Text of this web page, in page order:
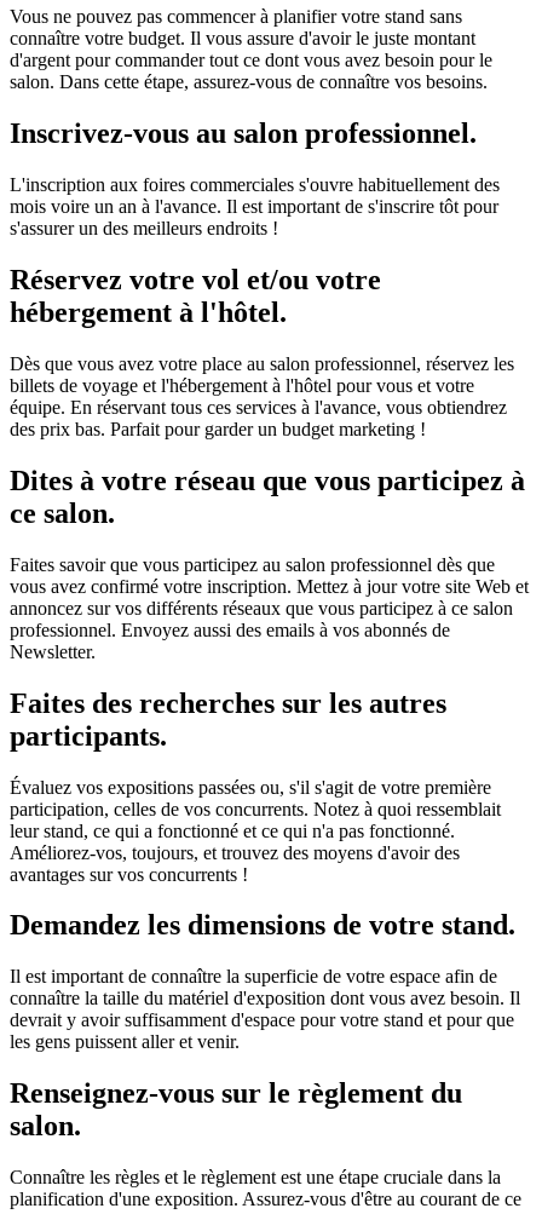
Vous ne pouvez pas commencer à planifier votre stand sans
connaître votre budget. Il vous assure d'avoir le juste montant
d'argent pour commander tout ce dont vous avez besoin pour le
salon. Dans cette étape, assurez-vous de connaître vos besoins.
Inscrivez-vous au salon professionnel.
L'inscription aux foires commerciales s'ouvre habituellement des
mois voire un an à l'avance. Il est important de s'inscrire tôt pour
s'assurer un des meilleurs endroits !
Réservez votre vol et/ou votre
hébergement à l'hôtel.
Dès que vous avez votre place au salon professionnel, réservez les
billets de voyage et l'hébergement à l'hôtel pour vous et votre
équipe. En réservant tous ces services à l'avance, vous obtiendrez
des prix bas. Parfait pour garder un budget marketing !
Dites à votre réseau que vous participez à
ce salon.
Faites savoir que vous participez au salon professionnel dès que
vous avez confirmé votre inscription. Mettez à jour votre site Web et
annoncez sur vos différents réseaux que vous participez à ce salon
professionnel. Envoyez aussi des emails à vos abonnés de
Newsletter.
Faites des recherches sur les autres
participants.
Évaluez vos expositions passées ou, s'il s'agit de votre première
participation, celles de vos concurrents. Notez à quoi ressemblait
leur stand, ce qui a fonctionné et ce qui n'a pas fonctionné.
Améliorez-vos, toujours, et trouvez des moyens d'avoir des
avantages sur vos concurrents !
Demandez les dimensions de votre stand.
Il est important de connaître la superficie de votre espace afin de
connaître la taille du matériel d'exposition dont vous avez besoin. Il
devrait y avoir suffisamment d'espace pour votre stand et pour que
les gens puissent aller et venir.
Renseignez-vous sur le règlement du
salon.
Connaître les règles et le règlement est une étape cruciale dans la
planification d'une exposition. Assurez-vous d'être au courant de ce